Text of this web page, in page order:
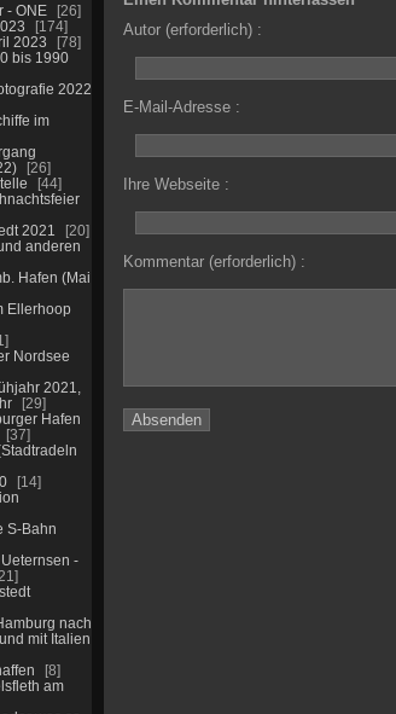
- ONE
26
174
2023
78
bis 1990
2022
im
26
44
2021
20
anderen
Hafen (Mai
Ellerhoop
Nordsee
2021,
29
Hafen
37
14
S-Bahn
-
nach
mit Italien
8
am
Autor (erforderlich) :
E-Mail-Adresse :
Ihre Webseite :
Kommentar (erforderlich) :